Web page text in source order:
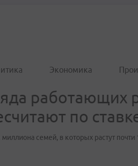
Экономика
работающих
по
миллиона семей, в которых растут